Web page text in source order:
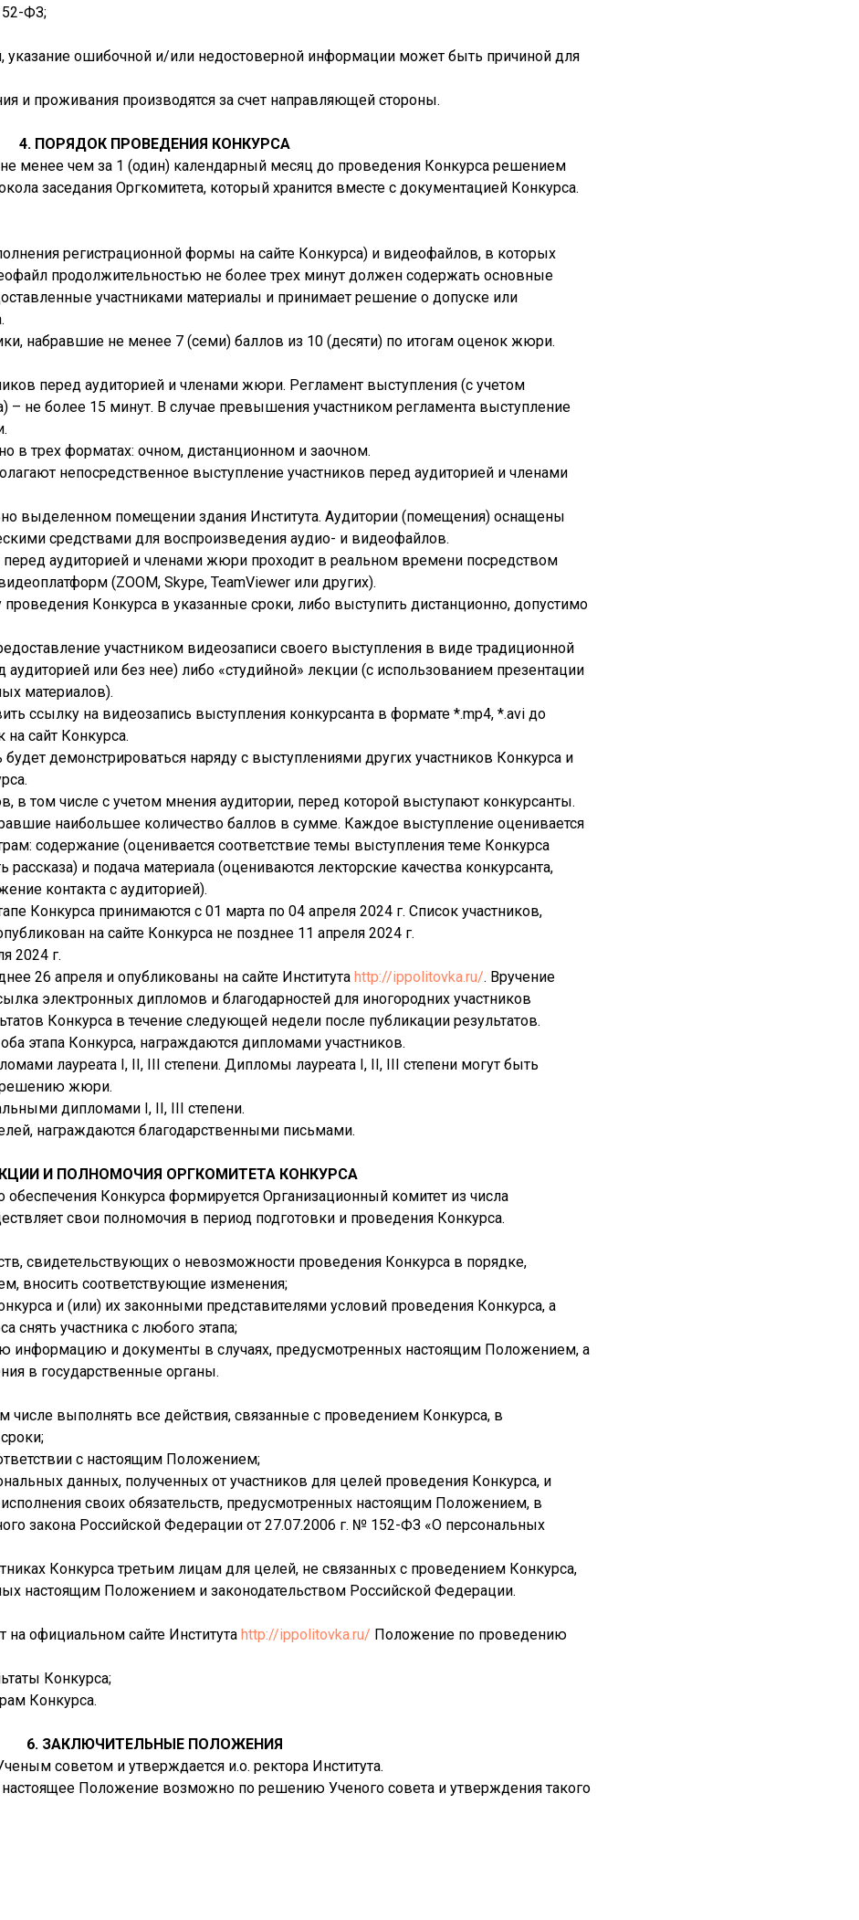
ФЗ;
указание ошибочной и/или недостоверной информации может быть причиной для
и проживания производятся за счет направляющей стороны.
4. ПОРЯДОК ПРОВЕДЕНИЯ КОНКУРСА
менее чем за 1 (один) календарный месяц до проведения Конкурса решением
заседания Оргкомитета, который хранится вместе с документацией Конкурса.
регистрационной формы на сайте Конкурса) и видеофайлов, в которых
продолжительностью не более трех минут должен содержать основные
участниками материалы и принимает решение о допуске или
набравшие не менее 7 (семи) баллов из 10 (десяти) по итогам оценок жюри.
перед аудиторией и членами жюри. Регламент выступления (с учетом
– не более 15 минут. В случае превышения участником регламента выступление
в трех форматах: очном, дистанционном и заочном.
непосредственное выступление участников перед аудиторией и членами
выделенном помещении здания Института. Аудитории (помещения) оснащены
средствами для воспроизведения аудио- и видеофайлов.
аудиторией и членами жюри проходит в реальном времени посредством
(ZOOM, Skype, TeamViewer или других).
Конкурса в указанные сроки, либо выступить дистанционно, допустимо
участником видеозаписи своего выступления в виде традиционной
или без нее) либо «студийной» лекции (с использованием презентации
материалов).
ссылку на видеозапись выступления конкурсанта в формате *.mp4, *.avi до
сайт Конкурса.
демонстрироваться наряду с выступлениями других участников Конкурса и
в том числе с учетом мнения аудитории, перед которой выступают конкурсанты.
наибольшее количество баллов в сумме. Каждое выступление оценивается
содержание (оценивается соответствие темы выступления теме Конкурса
рассказа) и подача материала (оцениваются лекторские качества конкурсанта,
контакта с аудиторией).
Конкурса принимаются с 01 марта по 04 апреля 2024 г. Список участников,
на сайте Конкурса не позднее 11 апреля 2024 г.
2024 г.
26 апреля и опубликованы на сайте Института http://ippolitovka.ru/. Вручение
электронных дипломов и благодарностей для иногородних участников
Конкурса в течение следующей недели после публикации результатов.
этапа Конкурса, награждаются дипломами участников.
лауреата I, II, III степени. Дипломы лауреата I, II, III степени могут быть
решению жюри.
дипломами I, II, III степени.
награждаются благодарственными письмами.
И ПОЛНОМОЧИЯ ОРГКОМИТЕТА КОНКУРСА
обеспечения Конкурса формируется Организационный комитет из числа
свои полномочия в период подготовки и проведения Конкурса.
свидетельствующих о невозможности проведения Конкурса в порядке,
вносить соответствующие изменения;
и (или) их законными представителями условий проведения Конкурса, а
снять участника с любого этапа;
информацию и документы в случаях, предусмотренных настоящим Положением, а
в государственные органы.
выполнять все действия, связанные с проведением Конкурса, в
с настоящим Положением;
данных, полученных от участников для целей проведения Конкурса, и
своих обязательств, предусмотренных настоящим Положением, в
закона Российской Федерации от 27.07.2006 г. № 152-ФЗ «О персональных
Конкурса третьим лицам для целей, не связанных с проведением Конкурса,
настоящим Положением и законодательством Российской Федерации.
на официальном сайте Института http://ippolitovka.ru/ Положение по проведению
Конкурса;
Конкурса.
6. ЗАКЛЮЧИТЕЛЬНЫЕ ПОЛОЖЕНИЯ
советом и утверждается и.о. ректора Института.
Положение возможно по решению Ученого совета и утверждения такого